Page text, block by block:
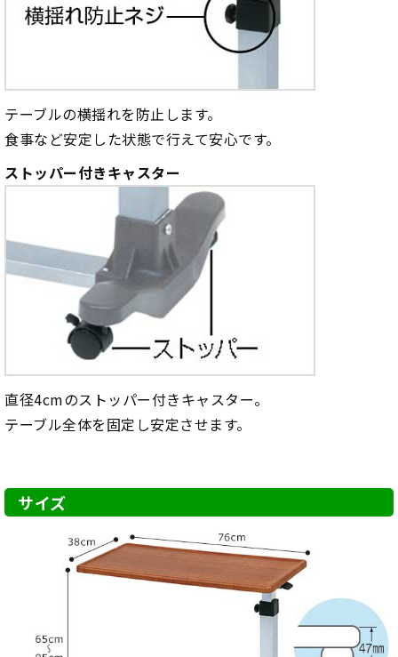
テーブルの横揺れを防止します。
食事など安定した状態で行えて安心です。
ストッパー付きキャスター
直径4cmのストッパー付きキャスター。
テーブル全体を固定し安定させます。
サイズ